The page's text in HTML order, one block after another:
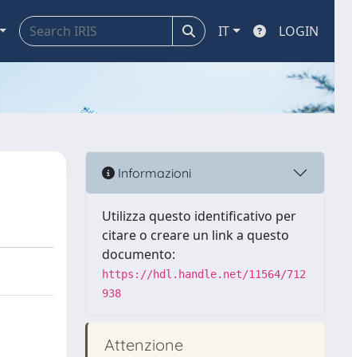
IT LOGIN
Informazioni
Utilizza questo identificativo per
citare o creare un link a questo
documento:
https://hdl.handle.net/11564/712
938
Attenzione